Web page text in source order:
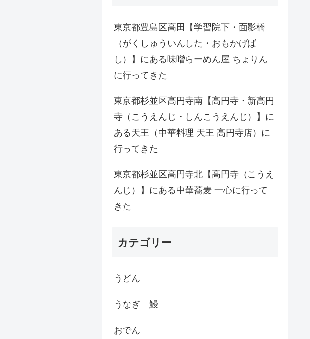
東京都豊島区高田【学習院下・面影橋
（がくしゅういんした・おもかげば
し）】にある味噌らーめん屋 ちょりん
に行ってきた
東京都杉並区高円寺南【高円寺・新高円
寺（こうえんじ・しんこうえんじ）】に
ある天王（中華料理 天王 高円寺店）に
行ってきた
東京都杉並区高円寺北【高円寺（こうえ
んじ）】にある中華蕎麦 一心に行って
きた
カテゴリー
うどん
うなぎ 鰻
おでん